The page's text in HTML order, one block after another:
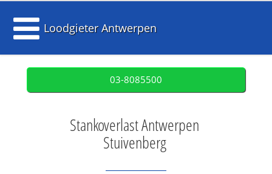
Loodgieter Antwerpen
03-8085500
Stankoverlast Antwerpen
Stuivenberg